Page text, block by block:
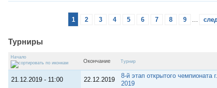
1 2 3 4 5 6 7 8 9
Турниры
Начало
Окончание Турнир
21.12.2019 - 11:00 22.12.2019
8-й этап открытого чемпионата
2019